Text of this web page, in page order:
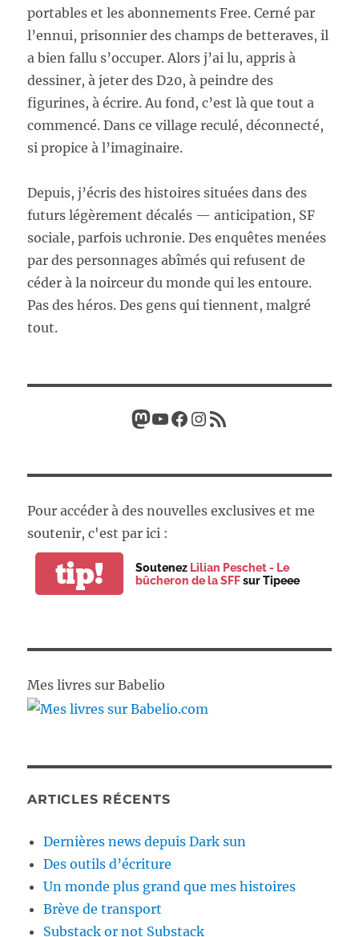
portables et les abonnements Free. Cerné par
l’ennui, prisonnier des champs de betteraves, il
a bien fallu s’occuper. Alors j’ai lu, appris à
dessiner, à jeter des D20, à peindre des
figurines, à écrire. Au fond, c’est là que tout a
commencé. Dans ce village reculé, déconnecté,
si propice à l’imaginaire.
Depuis, j’écris des histoires situées dans des
futurs légèrement décalés — anticipation, SF
sociale, parfois uchronie. Des enquêtes menées
par des personnages abîmés qui refusent de
céder à la noirceur du monde qui les entoure.
Pas des héros. Des gens qui tiennent, malgré
tout.
Mastodon
YouTube
Facebook
Instagram
Flux RSS
Pour accéder à des nouvelles exclusives et me
soutenir, c'est par ici :
tip! Soutenez Lilian Peschet - Le
bûcheron de la SFFsur Tipeee
Mes livres sur Babelio
ARTICLES RÉCENTS
Dernières news depuis Dark sun
Des outils d’écriture
Un monde plus grand que mes histoires
Brève de transport
Substack or not Substack